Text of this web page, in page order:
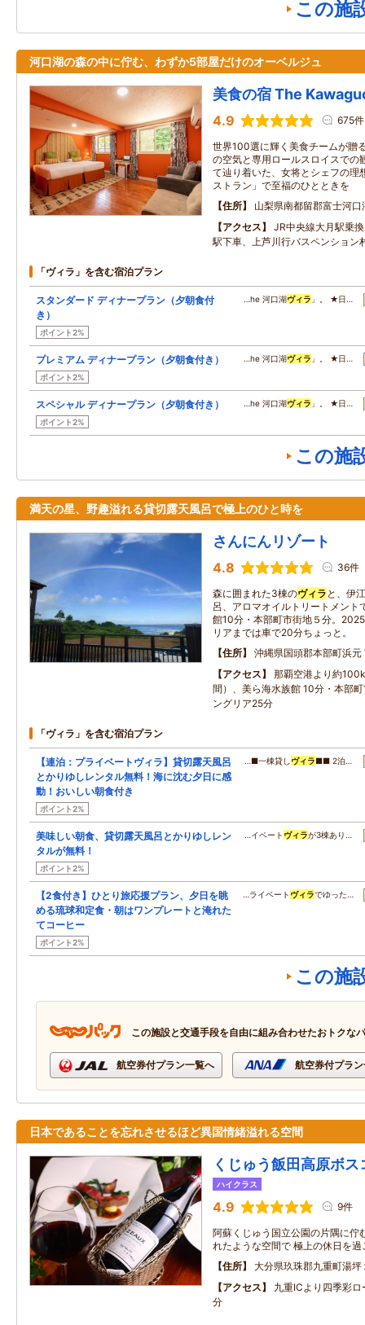
この施
河口湖の森の中に佇む、わずか5部屋だけのオーベルジュ
美食の宿 The
4.9 675件
世界100選に輝く美食チームが贈
の空気と専用ロールスロイスでの
て辿り着いた、女将とシェフの理
ストラン」で至福のひとときを
住所
山梨県南都留郡富士河
アクセス
JR中央線大月駅乗
駅下車、上芦川行バスペンション
「ヴィラ」を含む宿泊プラン
スタンダード ディナープラン（夕朝食付
き）
ポイント2%
…he 河口湖ヴィラ 」。 ★日…
プレミアム ディナープラン（夕朝食付き）
ポイント2%
…he 河口湖ヴィラ 」。 ★日…
スペシャル ディナープラン（夕朝食付き）
ポイント2%
…he 河口湖ヴィラ 」。 ★日…
この施
満天の星、野趣溢れる貸切露天風呂で極上のひと時を
さんにんリゾート
4.8 36件
森に囲まれた3棟のヴィラ と、伊
呂、アロマオイルトリートメント
館10分・本部町市街地５分。
リアまでは車で20分ちょっと。
住所
沖縄県国頭郡本部町浜元
アクセス
那覇空港より約
間）、美ら海水族館 10分・本部
ングリア25分
「ヴィラ」を含む宿泊プラン
【連泊：プライベートヴィラ】貸切露天風呂
とかりゆしレンタル無料！海に沈む夕日に感
動！おいしい朝食付き
ポイント2%
…■一棟貸し ヴィラ■■ 2泊…
美味しい朝食、貸切露天風呂とかりゆしレン
タルが無料！
ポイント2%
…イベート ヴィラが3棟あり…
【2食付き】ひとり旅応援プラン、夕日を眺
める琉球和定食・朝はワンプレートと淹れた
てコーヒー
ポイント2%
…ライベート ヴィラでゆった…
この施
この施設と交通手段を自由に組み合わせたおトクな
航空券付プラン一覧へ 航空券付プラ
日本であることを忘れさせるほど異国情緒溢れる空間
くじゅう飯田高原ボス
ハイクラス
4.9 9件
阿蘇くじゅう国立公園の片隅に佇
れたような空間で 極上の休日を
住所
大分県玖珠郡九重町湯坪
アクセス
九重ICより四季彩
分